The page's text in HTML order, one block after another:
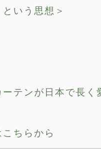
いう思想＞
テンが日本で長く
ちらから